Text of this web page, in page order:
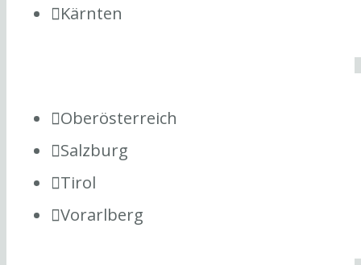
Kärnten
Oberösterreich
Salzburg
Tirol
Vorarlberg